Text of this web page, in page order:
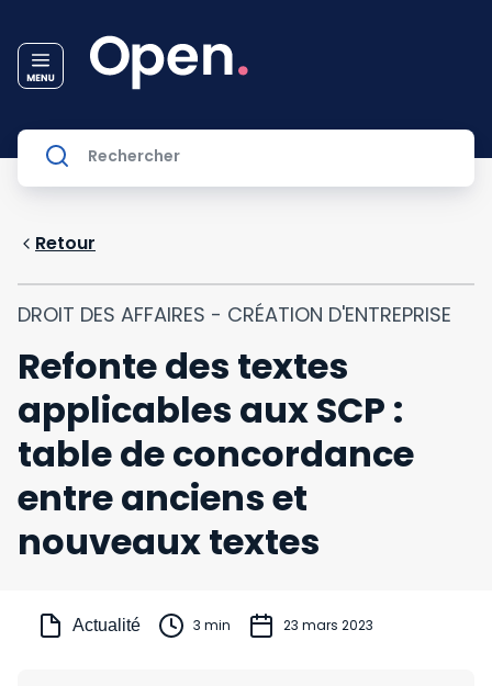
Retour
DROIT DES AFFAIRES - CRÉATION D'ENTREPRISE
Refonte des textes
applicables aux SCP :
table de concordance
entre anciens et
nouveaux textes
Actualité 3 min 23 mars 2023